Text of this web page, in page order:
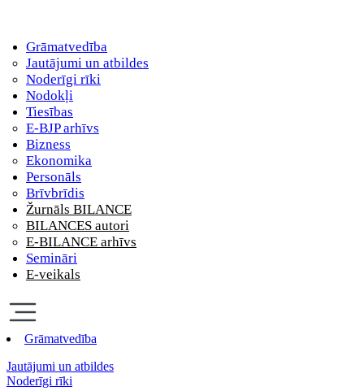
Grāmatvedība
Jautājumi un atbildes
Noderīgi rīki
Nodokļi
Tiesības
E-BJP arhīvs
Bizness
Ekonomika
Personāls
Brīvbrīdis
Žurnāls BILANCE
BILANCES autori
E-BILANCE arhīvs
Semināri
E-veikals
Grāmatvedība
Jautājumi un atbildes
Noderīgi rīki